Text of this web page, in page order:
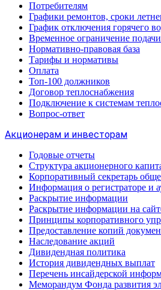
Потребителям
Графики ремонтов, сроки
График отключения горячего
Временное ограничение
Нормативно-правовая база
Тарифы и нормативы
Оплата
Топ-100 должников
Договор теплоснабжения
Подключение к системам
Вопрос-ответ
Акционерам и инвесторам
Годовые отчеты
Структура акционерного
Корпоративный секретарь
Информация о регистраторе и
Раскрытие информации
Раскрытие информации на
Принципы корпоративного
Предоставление копий
Наследование акций
Дивидендная политика
История дивидендных выплат
Перечень инсайдерской
Меморандум Фонда развития